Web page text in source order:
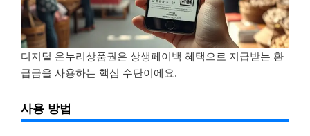
디지털 온누리상품권은 상생페이백 혜택으로 지급받는 환
급금을 사용하는 핵심 수단이에요.
사용 방법